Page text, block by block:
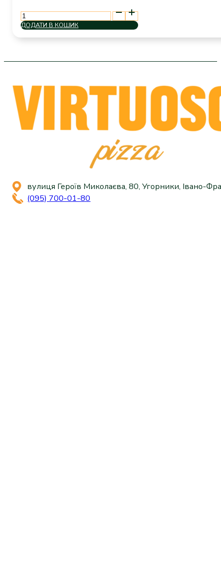
PEPSI
кількість
ДОДАТИ В КОШИК
вулиця Героїв Миколаєва, 80, Угорники, Івано-
(095) 700-01-80